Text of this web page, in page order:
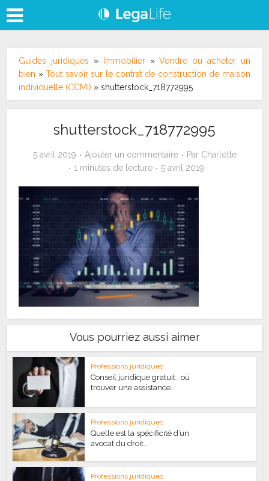
Guides juridiques » Immobilier»Vendre ou acheter un
bien »Tout savoir sur le contrat de construction de maison
individuelle (CCMI) »shutterstock_718772995
shutterstock_718772995
5 avril 2019 Ajouter un commentaire Par Charlotte
1 minutes de lecture
5 avril 2019
Vous pourriez aussi aimer
Professions juridiques
Conseil juridique gratuit : où
trouver une assistance...
Professions juridiques
Quelle est la spécificité d’un
avocat du droit...
Professions juridiques